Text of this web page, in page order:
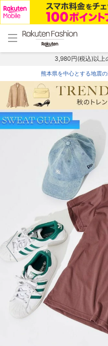
menu home
トップ
3,980円(税込)以上
熊本県を中心とする地震